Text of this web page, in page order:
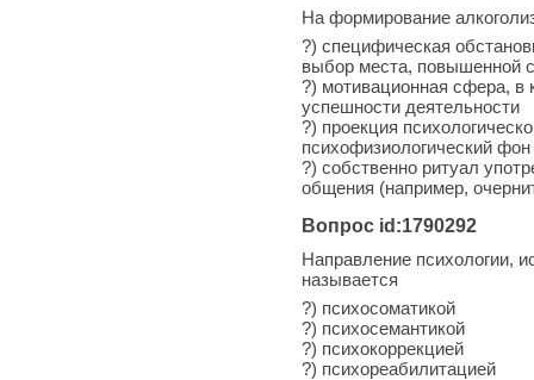
На формирование
?) специфическая
выбор места, повышенной
?) мотивационная сфера, в
успешности деятельности
?) проекция
психофизиологический
?) собственно ритуал
общения (например,
Вопрос id:1790292
Направление психологии,
называется
?) психосоматикой
?) психосемантикой
?) психокоррекцией
?) психореабилитацией